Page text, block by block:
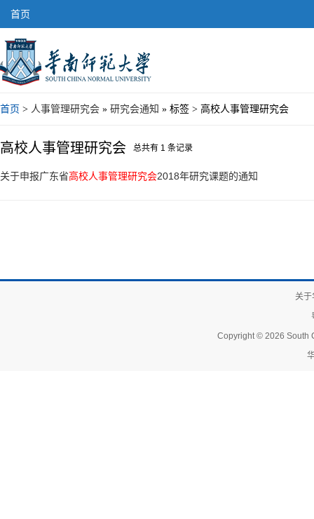
首页
首页 > 人事管理研究会 » 研究会通知 » 标签 > 高校人事管理研究会
高校人事管理研究会 总共有 1 条记录
关于申报广东省高校人事管理研究会2018年研究课题的通知
关于
Copyright © 2026 South